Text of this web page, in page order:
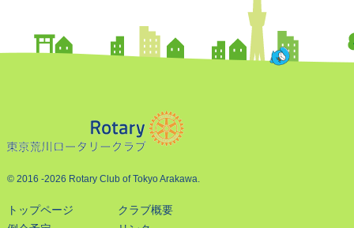
© 2016 -2026 Rotary Club of Tokyo Arakawa.
トップページ
クラブ概要